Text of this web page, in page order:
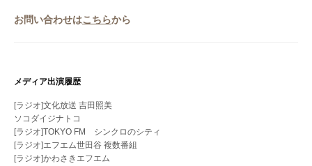
お問い合わせはこちらから
メディア出演履歴
[ラジオ]文化放送 吉田照美
ソコダイジナトコ
[ラジオ]TOKYO FM シンクロのシティ
[ラジオ]エフエム世田谷 複数番組
[ラジオ]かわさきエフエム